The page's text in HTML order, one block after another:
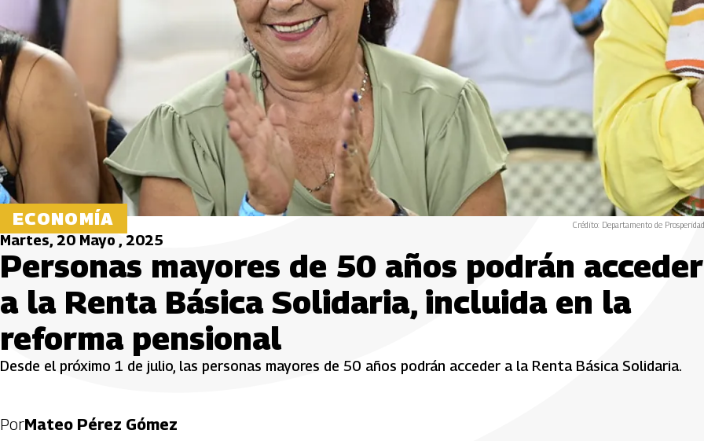
ECONOMÍA Crédito: Departamento de
Martes, 20 Mayo , 2025
Personas mayores de 50 años podrán acceder
a la Renta Básica Solidaria, incluida en la
reforma pensional
Desde el próximo 1 de julio, las personas mayores de 50 años podrán acceder a la Renta Básica Solidaria.
PorMateo Pérez Gómez